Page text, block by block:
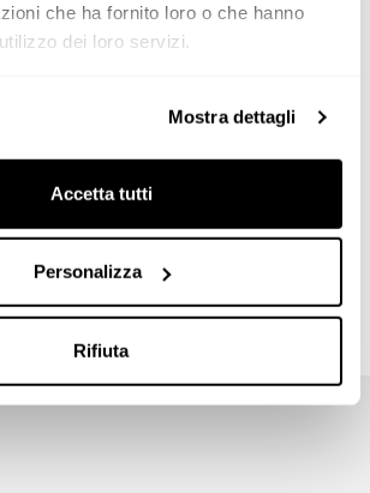
che ha fornito loro o che hanno
dei loro servizi.
Mostra dettagli
Accetta tutti
Personalizza
Rifiuta